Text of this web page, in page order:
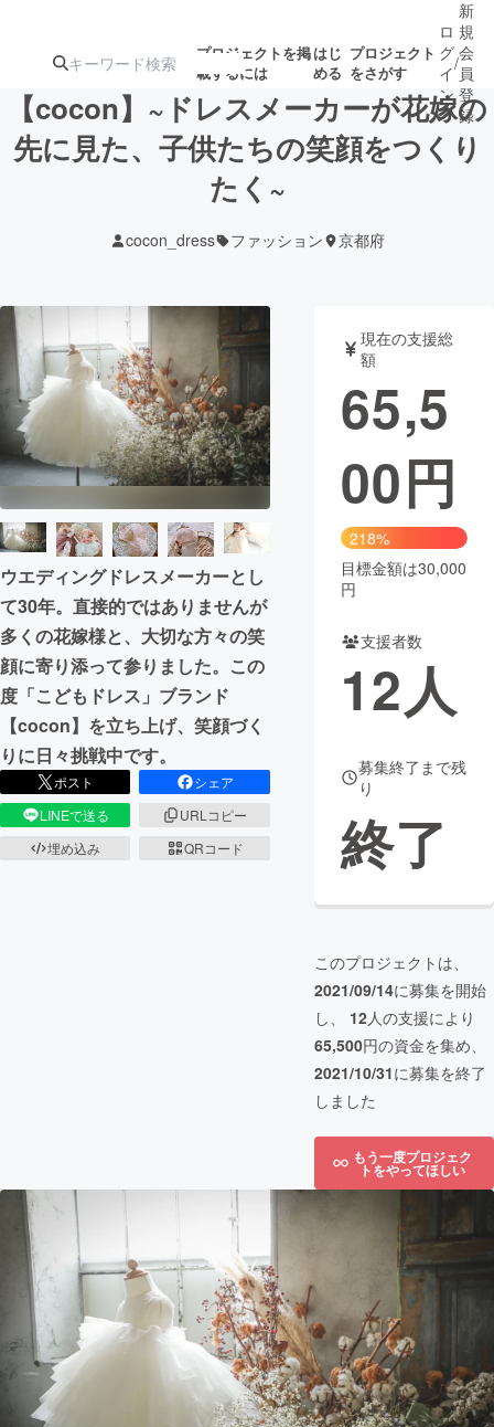
プロジェクトを掲
載するには
はじ
める
プロジェクト
をさがす
注目の新着プロ 募集終了が近いプ
テクノロジー・ガジェット
映像・映画 書籍・雑誌
ビジネス・起業 チャレンジ
まちづくり・地域活性化
CAMPFIRE for Social Good
CAMPFIRE Creation
CAMPFIREふるさと納税machi-ya コミュニティ
ロ
グ
イ
ン
/
新
規
会
員
登
録
【cocon】~ドレスメーカーが花嫁の
先に見た、子供たちの笑顔をつくり
たく~
cocon_dress ファッション 京都府
ウエディングドレスメーカーとし
て30年。直接的ではありませんが
多くの花嫁様と、大切な方々の笑
顔に寄り添って参りました。この
度「こどもドレス」ブランド
【cocon】を立ち上げ、笑顔づく
りに日々挑戦中です。
ポスト
シェア
LINEで送る
URLコピー
埋め込み
QRコード
現在の支援総
額
65,5
00円
218%
目標金額は30,000
円
支援者数
12人
募集終了まで残
り
終了
このプロジェクトは、
2021/09/14に募集を開始
し、 12人の支援により
65,500円の資金を集め、
2021/10/31に募集を終了
しました
もう一度プロジェク
トをやってほしい